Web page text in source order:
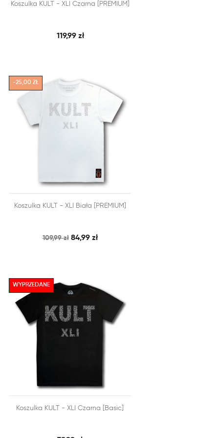
DODAJ DO KOSZYKA
SZYBKI PODGLĄD
Koszulka KULT - XLI Czarna [PREMIUM]
119,99 zł
DODAJ DO KOSZYKA
SZYBKI PODGLĄD
Koszulka KULT - XLI Biała [PREMIUM]
109,99 zł 84,99 zł
-25,00 ZŁ
DODAJ DO KOSZYKA
SZYBKI PODGLĄD
Koszulka KULT - XLI Czarna [Basic]
WYPRZEDANE